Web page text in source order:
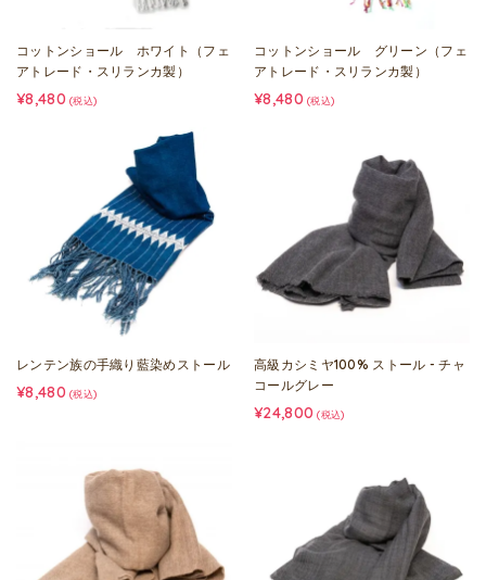
コットンショール ホワイト（フェ
アトレード・スリランカ製）
¥8,480 (税込)
コットンショール グリーン（フェ
アトレード・スリランカ製）
¥8,480 (税込)
レンテン族の手織り藍染めストール
¥8,480 (税込)
高級カシミヤ100% ストール - チャ
コールグレー
¥24,800 (税込)